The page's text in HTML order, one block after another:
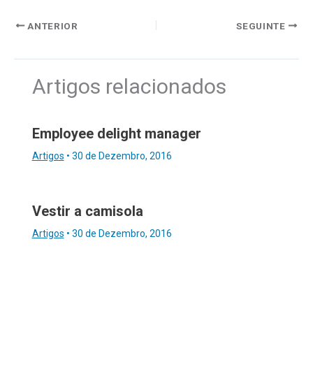
ANTERIOR SEGUINTE
Artigos relacionados
Employee delight manager
Artigos • 30 de Dezembro, 2016
Vestir a camisola
Artigos • 30 de Dezembro, 2016